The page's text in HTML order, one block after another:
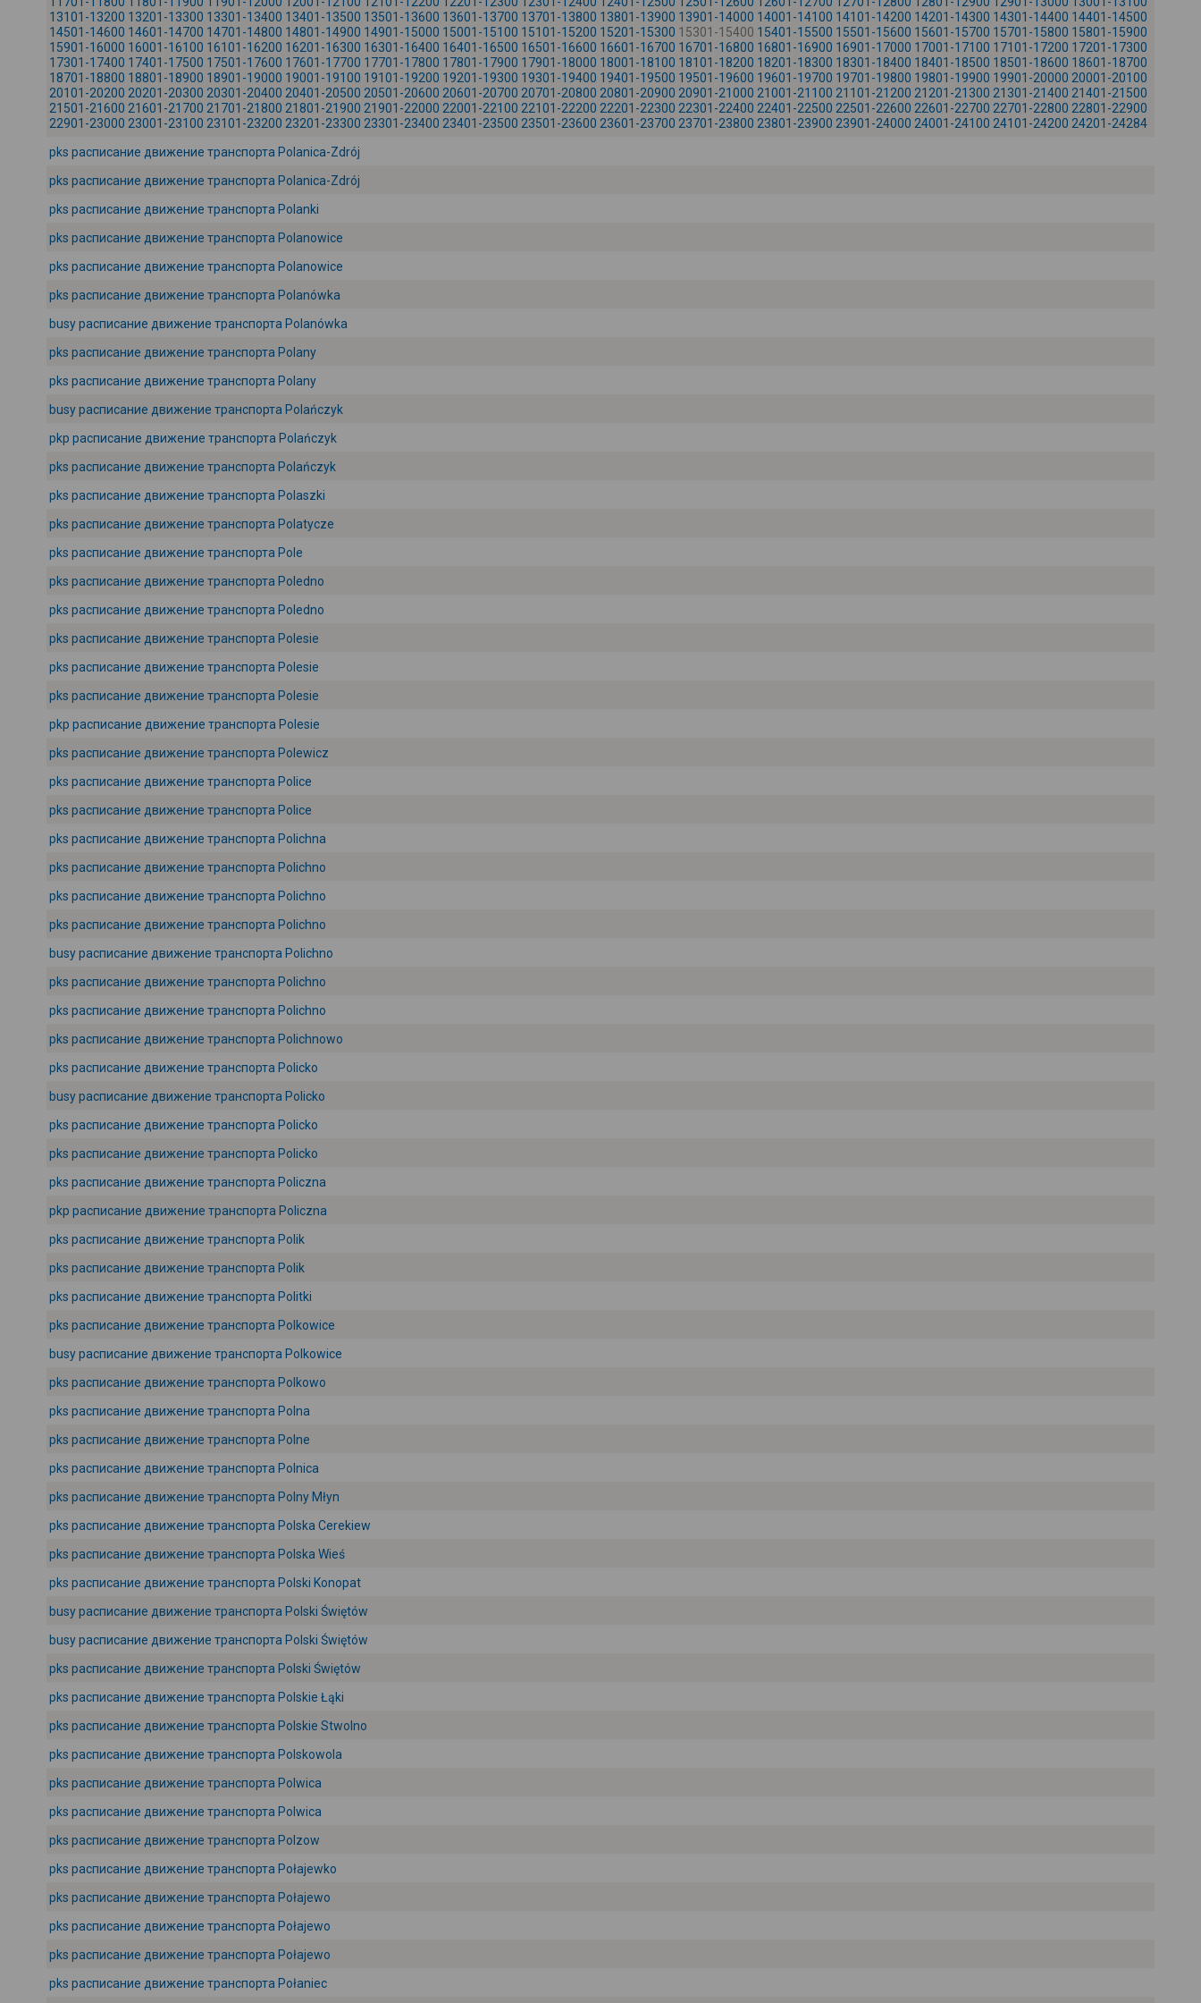
-
13101-13200 13201-13300 13301-13400 13401-13500 13501-13600 13601-13700 13701-13800 13801-13900 13901-14000 14001-14100 14101-14200 14201-14300 14301-14400 14401-14500
14501-14600 14601-14700 14701-14800 14801-14900 14901-15000 15001-15100 15101-15200 15201-15300 15301-15400 15401-15500 15501-15600 15601-15700 15701-15800 15801-15900
15901-16000 16001-16100 16101-16200 16201-16300 16301-16400 16401-16500 16501-16600 16601-16700 16701-16800 16801-16900 16901-17000 17001-17100 17101-17200 17201-17300
17301-17400 17401-17500 17501-17600 17601-17700 17701-17800 17801-17900 17901-18000 18001-18100 18101-18200 18201-18300 18301-18400 18401-18500 18501-18600 18601-18700
18701-18800 18801-18900 18901-19000 19001-19100 19101-19200 19201-19300 19301-19400 19401-19500 19501-19600 19601-19700 19701-19800 19801-19900 19901-20000 20001-20100
20101-20200 20201-20300 20301-20400 20401-20500 20501-20600 20601-20700 20701-20800 20801-20900 20901-21000 21001-21100 21101-21200 21201-21300 21301-21400 21401-21500
21501-21600 21601-21700 21701-21800 21801-21900 21901-22000 22001-22100 22101-22200 22201-22300 22301-22400 22401-22500 22501-22600 22601-22700 22701-22800 22801-22900
22901-23000 23001-23100 23101-23200 23201-23300 23301-23400 23401-23500 23501-23600 23601-23700 23701-23800 23801-23900 23901-24000 24001-24100 24101-24200 24201-24284
pks расписание движение транспорта Polanica-Zdrój
pks расписание движение транспорта Polanica-Zdrój
pks расписание движение транспорта Polanki
pks расписание движение транспорта Polanowice
pks расписание движение транспорта Polanowice
pks расписание движение транспорта Polanówka
busy расписание движение транспорта Polanówka
pks расписание движение транспорта Polany
pks расписание движение транспорта Polany
busy расписание движение транспорта Polańczyk
pkp расписание движение транспорта Polańczyk
pks расписание движение транспорта Polańczyk
pks расписание движение транспорта Polaszki
pks расписание движение транспорта Polatycze
pks расписание движение транспорта Pole
pks расписание движение транспорта Poledno
pks расписание движение транспорта Poledno
pks расписание движение транспорта Polesie
pks расписание движение транспорта Polesie
pks расписание движение транспорта Polesie
pkp расписание движение транспорта Polesie
pks расписание движение транспорта Polewicz
pks расписание движение транспорта Police
pks расписание движение транспорта Police
pks расписание движение транспорта Polichna
pks расписание движение транспорта Polichno
pks расписание движение транспорта Polichno
pks расписание движение транспорта Polichno
busy расписание движение транспорта Polichno
pks расписание движение транспорта Polichno
pks расписание движение транспорта Polichno
pks расписание движение транспорта Polichnowo
pks расписание движение транспорта Policko
busy расписание движение транспорта Policko
pks расписание движение транспорта Policko
pks расписание движение транспорта Policko
pks расписание движение транспорта Policzna
pkp расписание движение транспорта Policzna
pks расписание движение транспорта Polik
pks расписание движение транспорта Polik
pks расписание движение транспорта Politki
pks расписание движение транспорта Polkowice
busy расписание движение транспорта Polkowice
pks расписание движение транспорта Polkowo
pks расписание движение транспорта Polna
pks расписание движение транспорта Polne
pks расписание движение транспорта Polnica
pks расписание движение транспорта Polny Młyn
pks расписание движение транспорта Polska Cerekiew
pks расписание движение транспорта Polska Wieś
pks расписание движение транспорта Polski Konopat
busy расписание движение транспорта Polski Świętów
busy расписание движение транспорта Polski Świętów
pks расписание движение транспорта Polski Świętów
pks расписание движение транспорта Polskie Łąki
pks расписание движение транспорта Polskie Stwolno
pks расписание движение транспорта Polskowola
pks расписание движение транспорта Polwica
pks расписание движение транспорта Polwica
pks расписание движение транспорта Polzow
pks расписание движение транспорта Połajewko
pks расписание движение транспорта Połajewo
pks расписание движение транспорта Połajewo
pks расписание движение транспорта Połajewo
pks расписание движение транспорта Połaniec